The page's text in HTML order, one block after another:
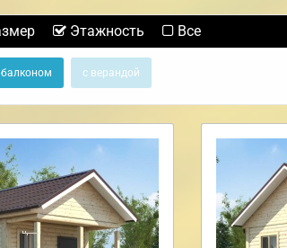
Этажность Все
балконом с верандой